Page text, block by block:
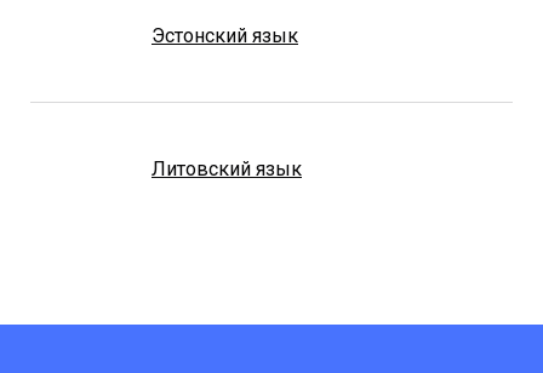
Эстонский язык
Литовский язык